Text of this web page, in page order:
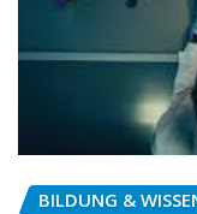
BILDUNG &